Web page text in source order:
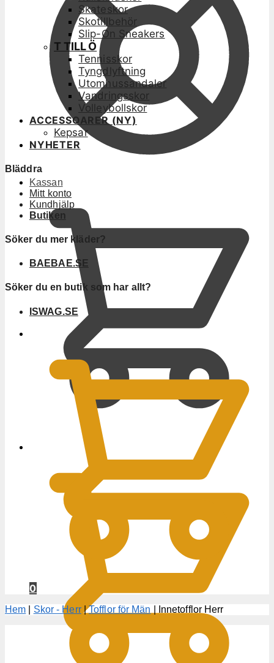
Kassan
Skateskor
Skotillbehör
Slip-On Sneakers
T TILL Ö
Tennisskor
Tyngdlyftning
Utomhussandaler
Vandringsskor
Volleybollskor
ACCESSOARER (NY)
Kepsar
NYHETER
Bläddra
Mitt konto
Kundhjälp
Butiken
Söker du mer kläder?
BAEBAE.SE
Söker du en butik som har allt?
ISWAG.SE
0
Hem Skor - Herr|Tofflor för Män Innetofflor Herr